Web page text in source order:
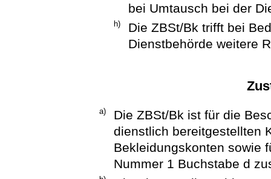
bei Umtausch bei der
h)
Die ZBSt/Bk trifft bei
Dienstbehörde weitere
a)
Die ZBSt/Bk ist für die
dienstlich bereitgestellten
Bekleidungskonten sowie
Nummer 1 Buchstabe d